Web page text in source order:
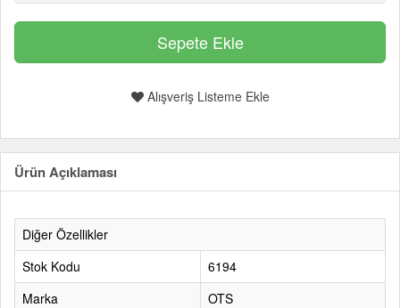
Alışveriş Listeme Ekle
Ürün Açıklaması
Diğer Özellikler
Stok Kodu
6194
Marka
OTS